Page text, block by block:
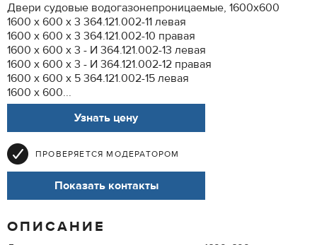
Двери судовые водогазонепроницаемые, 1600х600
1600 х 600 х 3 364.121.002-11 левая
1600 х 600 х 3 364.121.002-10 правая
1600 х 600 х 3 - И 364.121.002-13 левая
1600 х 600 х 3 - И 364.121.002-12 правая
1600 х 600 х 5 364.121.002-15 левая
1600 х 600...
Узнать цену
ПРОВЕРЯЕТСЯ МОДЕРАТОРОМ
Показать контакты
ОПИСАНИЕ